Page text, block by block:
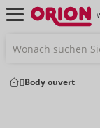
Body ouvert